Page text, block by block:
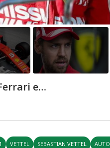
e…
VETTEL SEBASTIAN VETTEL